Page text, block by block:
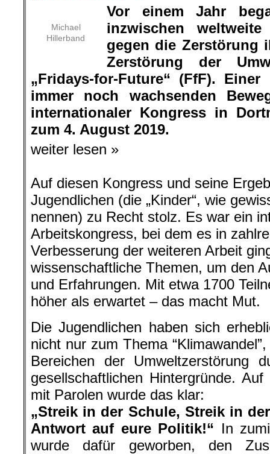
Michael
Hillerband
Vor einem Jahr
inzwischen
gegen die Zerstörung
Zerstörung der
„Fridays-for-Future“ (FfF).
immer noch wachsenden
internationaler Kongress in
zum 4. August 2019.
weiter lesen »
Auf diesen Kongress und seine
Jugendlichen (die „Kinder“, wie
nennen) zu Recht stolz. Es war ein
Arbeitskongress, bei dem es in
Verbesserung der weiteren Arbeit
wissenschaftliche Themen, um den
und Erfahrungen. Mit etwa 1700
höher als erwartet – das macht Mut.
Die Jugendlichen haben sich
nicht nur zum Thema
Bereichen der Umweltzerstörung
gesellschaftlichen Hintergründe.
mit Parolen wurde das klar:
„Streik in der Schule, Streik in
Antwort auf eure Politik!“ In
wurde dafür geworben, den